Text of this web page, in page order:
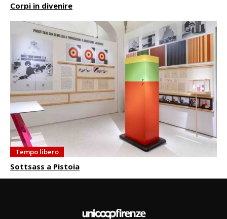
Corpi in divenire
Tempo libero
Sottsass a Pistoia